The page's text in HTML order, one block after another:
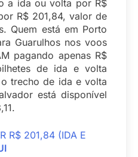
a ida ou volta por R$
R$ 201,84, valor de
Quem está em Porto
Guarulhos nos voos
pagando apenas R$
de ida e volta
o trecho de ida e volta
está disponível
R$ 201,84 (IDA E